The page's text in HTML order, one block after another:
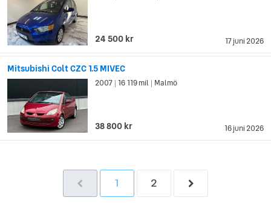
17 juni 2026
24 500 kr
Mitsubishi Colt CZC 1.5 MIVEC
16 juni 2026
2007 16 119 mil Malmö
38 800 kr
1 2